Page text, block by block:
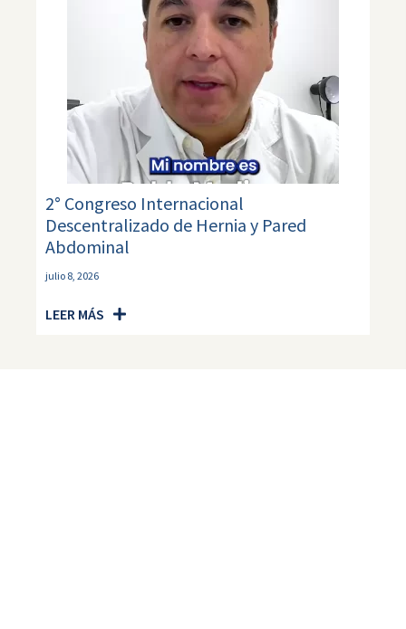
2° Congreso Internacional
Descentralizado de Hernia y Pared
Abdominal
julio 8, 2026
LEER MÁS